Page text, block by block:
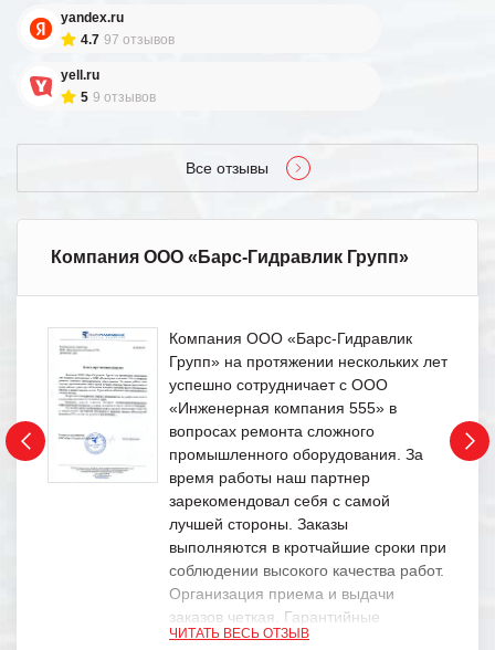
yandex.ru
4.7 97 отзывов
yell.ru
5 9 отзывов
Все отзывы
Компания ООО «Барс-Гидравлик Групп»
Компания ООО «Барс-Гидравлик
Групп» на протяжении нескольких лет
успешно сотрудничает с ООО
«Инженерная компания 555» в
вопросах ремонта сложного
промышленного оборудования. За
время работы наш партнер
зарекомендовал себя с самой
лучшей стороны. Заказы
выполняются в кротчайшие сроки при
соблюдении высокого качества работ.
Организация приема и выдачи
заказов четкая. Гарантийные
обязательства выполняются в
ЧИТАТЬ ВЕСЬ ОТЗЫВ